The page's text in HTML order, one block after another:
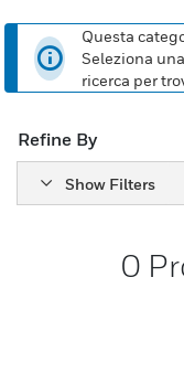
Questa
Seleziona
ricerca per
Refine By
Show Filters
0